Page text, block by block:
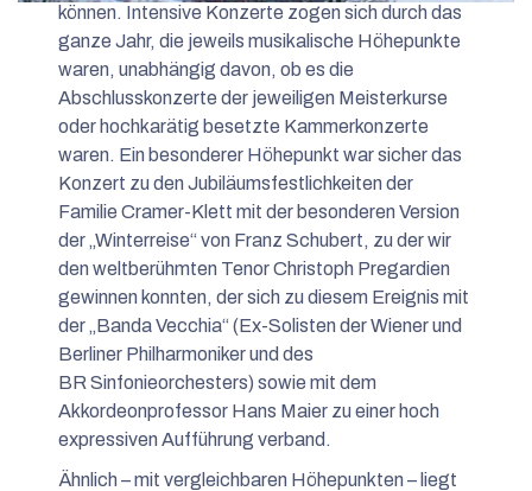
können. Intensive Konzerte zogen sich durch das
ganze Jahr, die jeweils musikalische Höhepunkte
waren, unabhängig davon, ob es die
Abschlusskonzerte der jeweiligen Meisterkurse
oder hochkarätig besetzte Kammerkonzerte
waren. Ein besonderer Höhepunkt war sicher das
Konzert zu den Jubiläumsfestlichkeiten der
Familie Cramer-Klett mit der besonderen Version
der „Winterreise“ von Franz Schubert, zu der wir
den weltberühmten Tenor Christoph Pregardien
gewinnen konnten, der sich zu diesem Ereignis mit
der „Banda Vecchia“ (Ex-Solisten der Wiener und
Berliner Philharmoniker und des
BR Sinfonieorchesters) sowie mit dem
Akkordeonprofessor Hans Maier zu einer hoch
expressiven Aufführung verband.
Ähnlich – mit vergleichbaren Höhepunkten – liegt